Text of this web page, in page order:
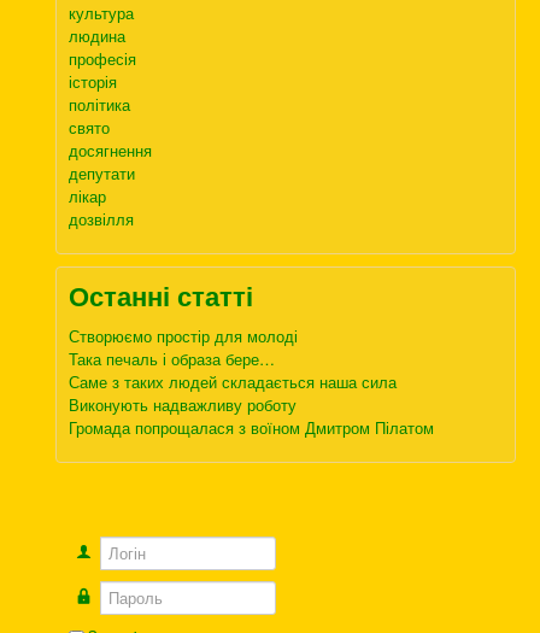
культура
людина
професія
історія
політика
свято
досягнення
депутати
лікар
дозвілля
Останні статті
Створюємо простір для молоді
Така печаль і образа бере…
Саме з таких людей складається наша сила
Виконують надважливу роботу
Громада попрощалася з воїном Дмитром Пілатом
Логін
Пароль